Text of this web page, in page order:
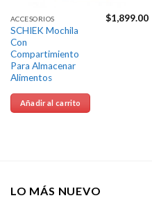
ACCESORIOS
SCHIEK Mochila
Con
Compartimiento
Para Almacenar
Alimentos
$1,899.00
Añadir al carrito
LO MÁS NUEVO